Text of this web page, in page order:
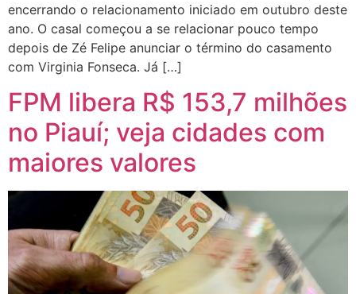
encerrando o relacionamento iniciado em outubro deste
ano. O casal começou a se relacionar pouco tempo
depois de Zé Felipe anunciar o término do casamento
com Virginia Fonseca. Já […]
FPM libera R$ 153,7 milhões
no Piauí; veja cidades com
maiores valores